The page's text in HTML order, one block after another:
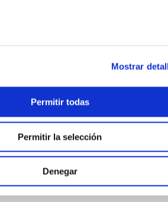
Mostrar
Permitir todas
Permitir la selección
Denegar
detalles constructivos y presupuesto
España
con Ayuntamiento
INFORMACIÓN